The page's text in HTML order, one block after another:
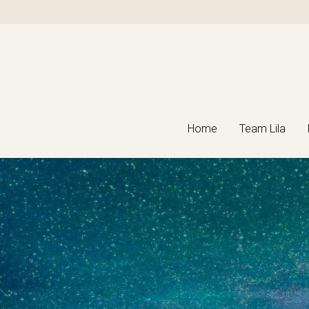
Home Team Lila
Home Team Lila